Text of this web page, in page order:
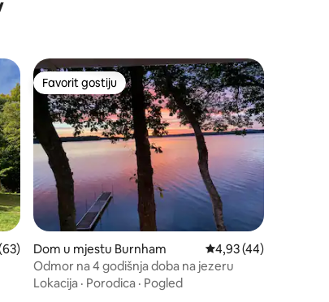
ocjena: 5,0 od 5, recenzija: 63
Favorit gostiju
Favorit gostiju
Dom u mjestu Burnham Prosječna ocjena:
4,93 (44)
Odmor na 4 godišnja doba na jezeru
Lokacija · Porodica · Pogled